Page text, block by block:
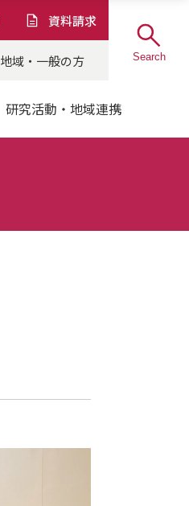
資料請求
地域・一般の方 Search
研究活動・地域連携